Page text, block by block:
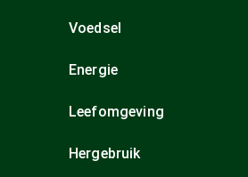
Voedsel
Energie
Leefomgeving
Hergebruik